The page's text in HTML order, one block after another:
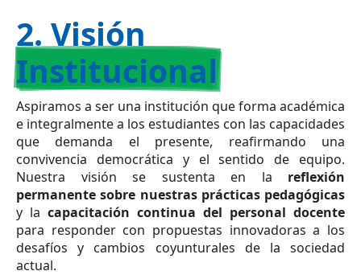
2. Visión
Institucional
Aspiramos a ser una institución que forma académica
e integralmente a los estudiantes con las capacidades
que demanda el presente, reafirmando una
convivencia democrática y el sentido de equipo.
Nuestra visión se sustenta en la reflexión
permanente sobre nuestras prácticas pedagógicas
y la capacitación continua del personal docente
para responder con propuestas innovadoras a los
desafíos y cambios coyunturales de la sociedad
actual.